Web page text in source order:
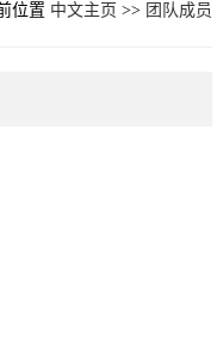
位置 中文主页 >> 团队成员